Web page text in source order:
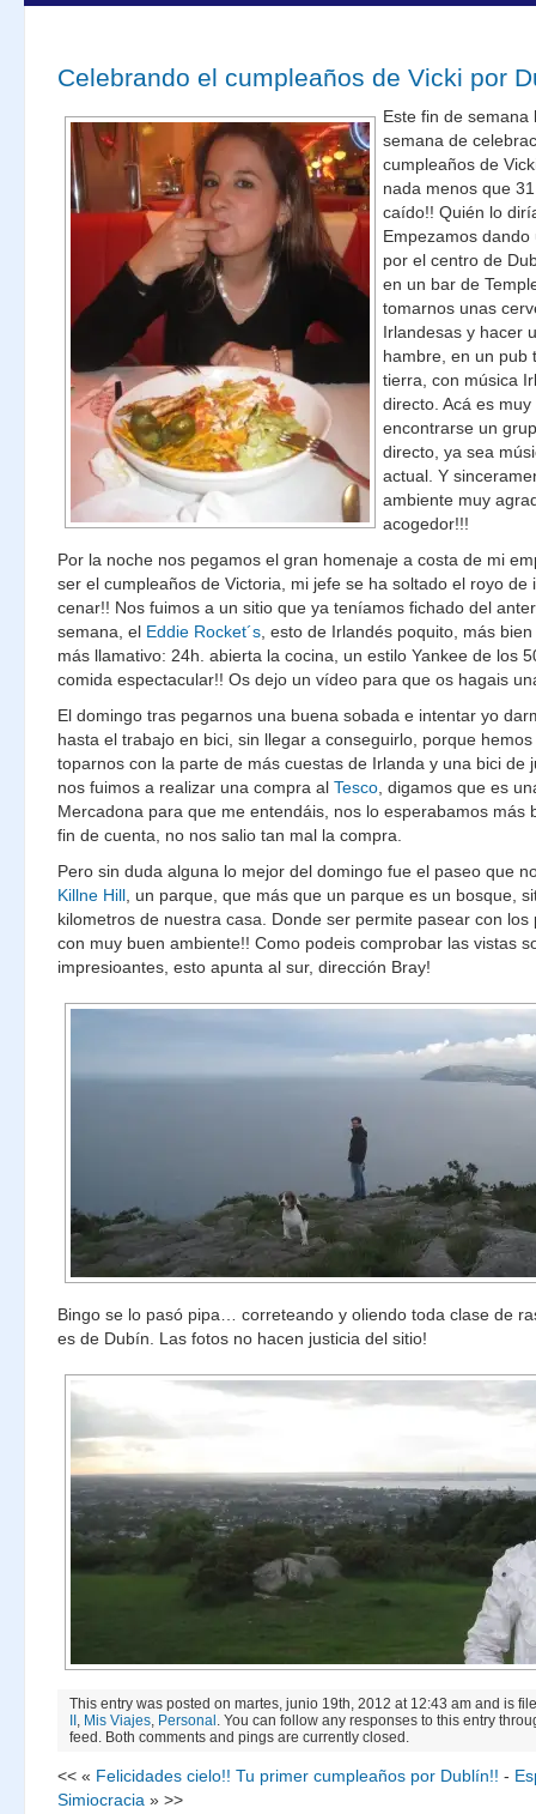
Celebrando el cumpleaños de Vicki por
Este fin de semana
semana de
cumpleaños de
nada menos que
caído!! Quién lo
Empezamos
por el centro de
en un bar de
tomarnos unas
Irlandesas y hacer
hambre, en un pub
tierra, con música
directo. Acá es muy
encontrarse un
directo, ya sea
actual. Y
ambiente muy
acogedor!!!
Por la noche nos pegamos el gran homenaje a costa de mi
ser el cumpleaños de Victoria, mi jefe se ha soltado el royo de
cenar!! Nos fuimos a un sitio que ya teníamos fichado del
semana, el Eddie Rocket´s , esto de Irlandés poquito, más
más llamativo: 24h. abierta la cocina, un estilo Yankee de los
comida espectacular!! Os dejo un vídeo para que os hagais
El domingo tras pegarnos una buena sobada e intentar yo
hasta el trabajo en bici, sin llegar a conseguirlo, porque
toparnos con la parte de más cuestas de Irlanda y una bici de
nos fuimos a realizar una compra al Tesco , digamos que es
Mercadona para que me entendáis, nos lo esperabamos más
fin de cuenta, no nos salio tan mal la compra.
Pero sin duda alguna lo mejor del domingo fue el paseo que
Killne Hill , un parque, que más que un parque es un bosque,
kilometros de nuestra casa. Donde ser permite pasear con los
con muy buen ambiente!! Como podeis comprobar las vistas
impresioantes, esto apunta al sur, dirección Bray!
Bingo se lo pasó pipa… correteando y oliendo toda clase de
es de Dubín. Las fotos no hacen justicia del sitio!
This entry was posted on martes, junio 19th, 2012 at 12:43 am and is
, Mis Viajes, Personal . You can follow any responses to this entry
feed. Both comments and pings are currently closed.
<< « Felicidades cielo!! Tu primer cumpleaños por Dublín!! -
Simiocracia » >>